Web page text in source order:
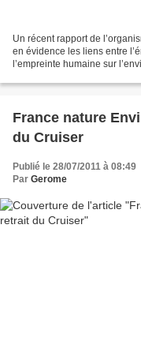
Un récent rapport de
en évidence les liens entre
l’empreinte humaine sur
France nature
du Cruiser
Publié le 28/07/2011 à 08:49
Par Gerome